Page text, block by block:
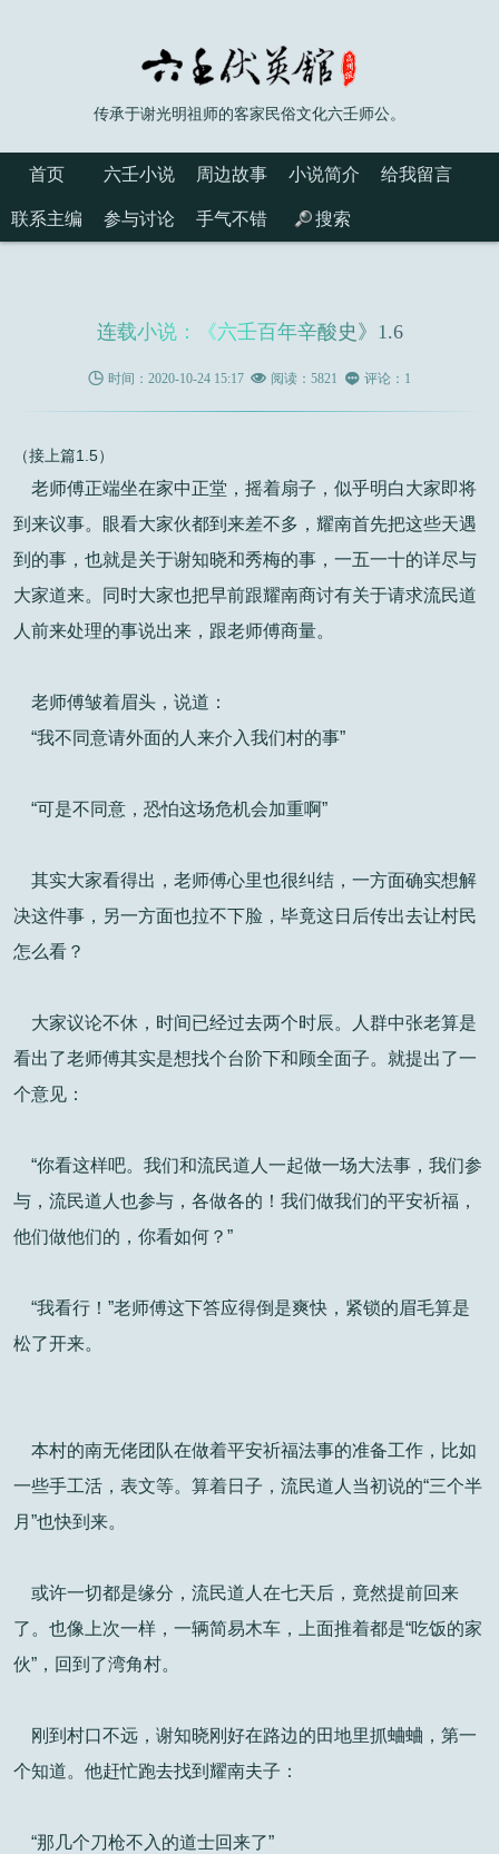
传承于谢光明祖师的客家民俗文化六壬师公。
首页 六壬小说 周边故事 小说简介 给我留言
联系主编 参与讨论 手气不错 搜索
连载小说：《六壬百年辛酸史》1.6
 时间：2020-10-24 15:17  阅读：5821  评论：1
（接上篇1.5）
老师傅正端坐在家中正堂，摇着扇子，似乎明白大家即将
到来议事。眼看大家伙都到来差不多，耀南首先把这些天遇
到的事，也就是关于谢知晓和秀梅的事，一五一十的详尽与
大家道来。同时大家也把早前跟耀南商讨有关于请求流民道
人前来处理的事说出来，跟老师傅商量。
老师傅皱着眉头，说道：
“我不同意请外面的人来介入我们村的事”
“可是不同意，恐怕这场危机会加重啊”
其实大家看得出，老师傅心里也很纠结，一方面确实想解
决这件事，另一方面也拉不下脸，毕竟这日后传出去让村民
怎么看？
大家议论不休，时间已经过去两个时辰。人群中张老算是
看出了老师傅其实是想找个台阶下和顾全面子。就提出了一
个意见：
“你看这样吧。我们和流民道人一起做一场大法事，我们参
与，流民道人也参与，各做各的！我们做我们的平安祈福，
他们做他们的，你看如何？”
“我看行！”老师傅这下答应得倒是爽快，紧锁的眉毛算是
松了开来。
本村的南无佬团队在做着平安祈福法事的准备工作，比如
一些手工活，表文等。算着日子，流民道人当初说的“三个半
月”也快到来。
或许一切都是缘分，流民道人在七天后，竟然提前回来
了。也像上次一样，一辆简易木车，上面推着都是“吃饭的家
伙”，回到了湾角村。
刚到村口不远，谢知晓刚好在路边的田地里抓蛐蛐，第一
个知道。他赶忙跑去找到耀南夫子：
“那几个刀枪不入的道士回来了”